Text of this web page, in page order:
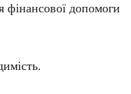
фінансової допомоги